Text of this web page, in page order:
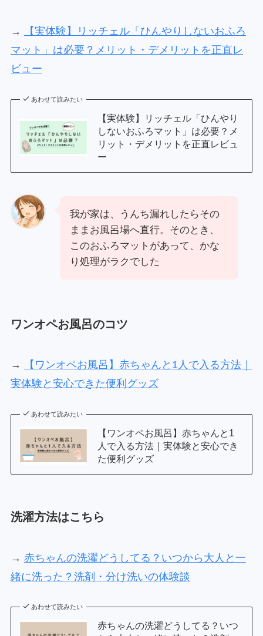
→
【実体験】リッチェル「ひんやりしないおふろ
マット」は必要？メリット・デメリットを正直レ
ビュー
あわせて読みたい
【実体験】リッチェル「ひんやり
しないおふろマット」は必要？メ
リット・デメリットを正直レビュ
ー
我が家は、うんち漏れしたらその
ままお風呂場へ直行。そのとき、
このおふろマットがあって、かな
り処理がラクでした
ワンオペお風呂のコツ
→
【ワンオペお風呂】赤ちゃんと1人で入る方法｜
実体験と安心できた便利グッズ
あわせて読みたい
【ワンオペお風呂】赤ちゃんと1
人で入る方法｜実体験と安心でき
た便利グッズ
洗濯方法はこちら
→ 赤ちゃんの洗濯どうしてる？いつから大人と一
緒に洗った？洗剤・分け洗いの体験談
あわせて読みたい
赤ちゃんの洗濯どうしてる？いつ